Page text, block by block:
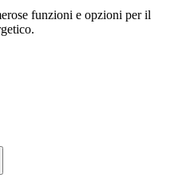
funzioni e opzioni per il